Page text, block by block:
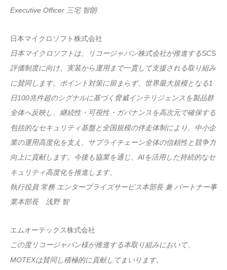
Executive Officer 三宅 智朗
日本マイクロソフト株式会社
日本マイクロソフトは、リコージャパン株式会社が推進するSCS
評価制度に向け、実装から運用まで一貫して支援される取り組み
に賛同します。ポイント対策に留まらず、世界最大規模となる1
日100兆件超のシグナルに基づく脅威インテリジェンスを製品群
全体へ反映し、継続性・可視性・ガバナンスを高次元で確保する
包括的なセキュリティ基盤と全国規模の伴走体制により、中小企
業の運用高度化を支え、サプライチェーン全体の信頼性と競争力
向上に貢献します。今後も協業を通じ、AIを活用した持続的なセ
キュリティ高度化を推進します。
執行役員 常務 エンタープライズサービス本部長 兼 パートナー事
業本部長 浅野 智
エムオーテックス株式会社
この度リコージャパン様が推進する本取り組みにおいて、
MOTEXは賛同し積極的に貢献してまいります。